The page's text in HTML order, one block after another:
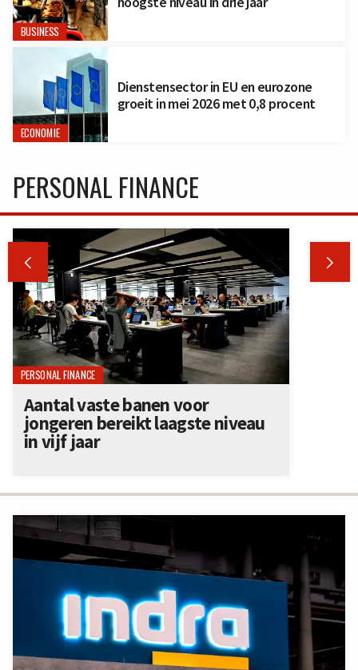
BUSINESS
ECONOMIE
Dienstensector in EU en eurozone
groeit in mei 2026 met 0,8 procent
PERSONAL FINANCE
 
PERSONAL FINANCE
Aantal vaste banen voor
jongeren bereikt laagste niveau
in vijf jaar